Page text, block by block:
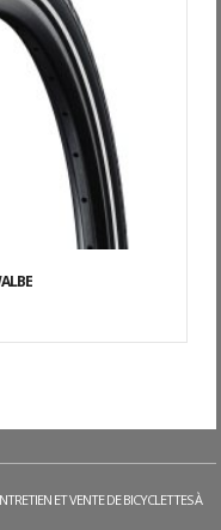
ET VENTE DE BICYCLETTES À